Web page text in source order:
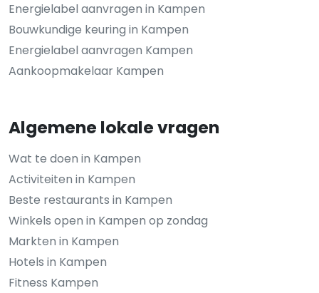
Energielabel aanvragen in Kampen
Bouwkundige keuring in Kampen
Energielabel aanvragen Kampen
Aankoopmakelaar Kampen
Algemene lokale vragen
Wat te doen in Kampen
Activiteiten in Kampen
Beste restaurants in Kampen
Winkels open in Kampen op zondag
Markten in Kampen
Hotels in Kampen
Fitness Kampen